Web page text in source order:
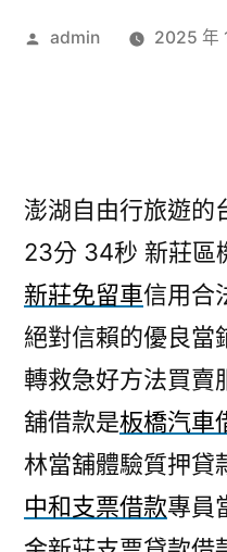
作
admin 2025 年
澎湖自由行旅遊的
23分 34秒 新莊區
新莊免留車信用合
絕對信賴的優良當
轉救急好方法買賣
舖借款是板橋汽車
林當舖體驗質押貸
中和支票借款專員